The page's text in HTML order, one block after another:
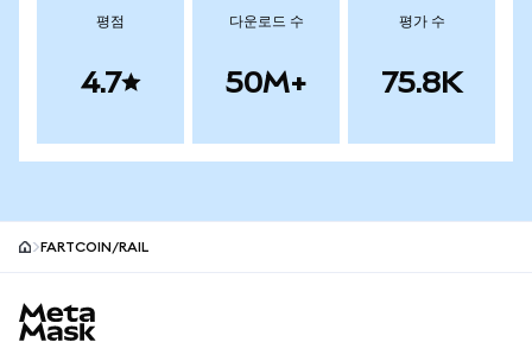
평점
4.7
다운로드 수
50M+
평가 수
75.8K
FARTCOIN/RAIL